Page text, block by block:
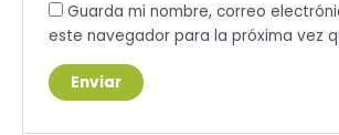
Guarda mi nombre, correo
este navegador para la próxima vez